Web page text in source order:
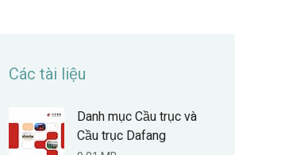
Các tài liệu
Danh mục Cầu trục và
Cầu trục Dafang